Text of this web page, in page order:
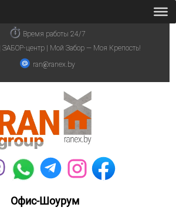
Время работы 24/7
ЗАБОР-центр | Мой Забор — Моя Крепость!
ran@ranex.by
Офис-Шоурум